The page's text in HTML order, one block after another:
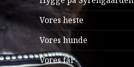
Vores heste
Vores hunde
Vores får